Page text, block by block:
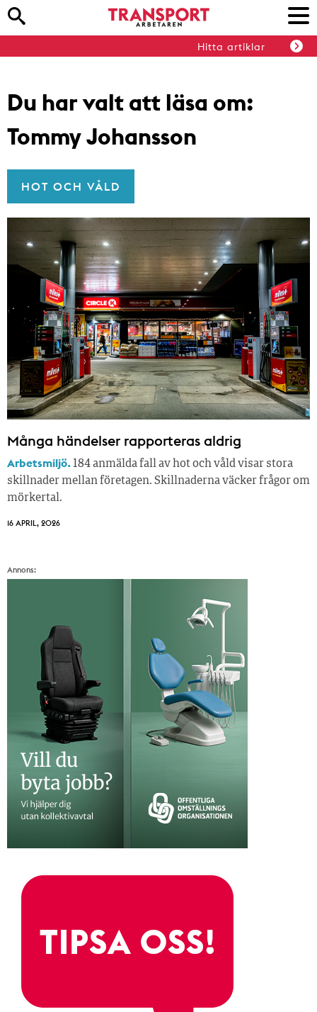
Hitta artiklar
Du har valt att läsa om:
Tommy Johansson
HOT OCH VÅLD
Många händelser rapporteras aldrig
Arbetsmiljö.184 anmälda fall av hot och våld visar stora
skillnader mellan företagen. Skillnaderna väcker frågor om
mörkertal.
16 APRIL, 2026
Annons: